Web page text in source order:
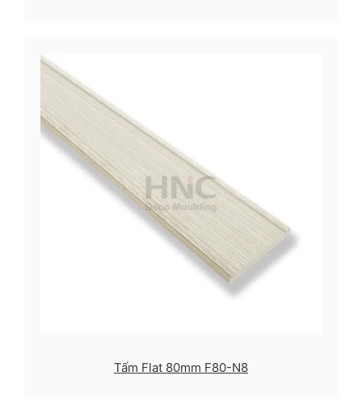
Tấm Flat 80mm F80-N8